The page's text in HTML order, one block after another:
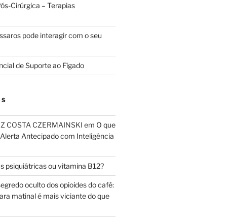
Cirúrgica – Terapias
pode interagir com o seu
de Suporte ao Fígado
COSTA CZERMAINSKI em O que
Antecipado com Inteligência
psiquiátricas ou vitamina B12?
oculto dos opioides do café:
matinal é mais viciante do que